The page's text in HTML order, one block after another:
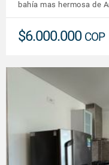
bahía mas hermosa de
$6.000.000 COP